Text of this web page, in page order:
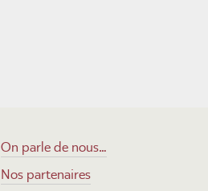
On parle de nous…
Nos partenaires